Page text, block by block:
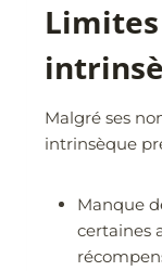
Malgré ses
intrinsèque
Manque
certaines